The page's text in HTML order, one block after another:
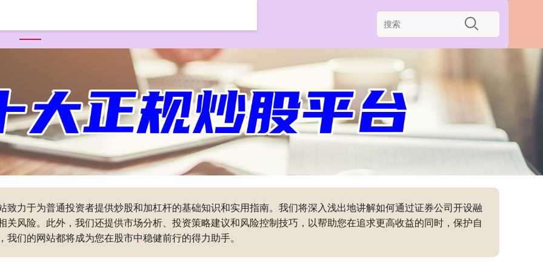
致力于为普通投资者提供炒股和加杠杆的基础知识和实用指南。我们将深入浅出地讲解如何通过证券公司开设融
风险。此外，我们还提供市场分析、投资策略建议和风险控制技巧，以帮助您在追求更高收益的同时，保护自
们的网站都将成为您在股市中稳健前行的得力助手。